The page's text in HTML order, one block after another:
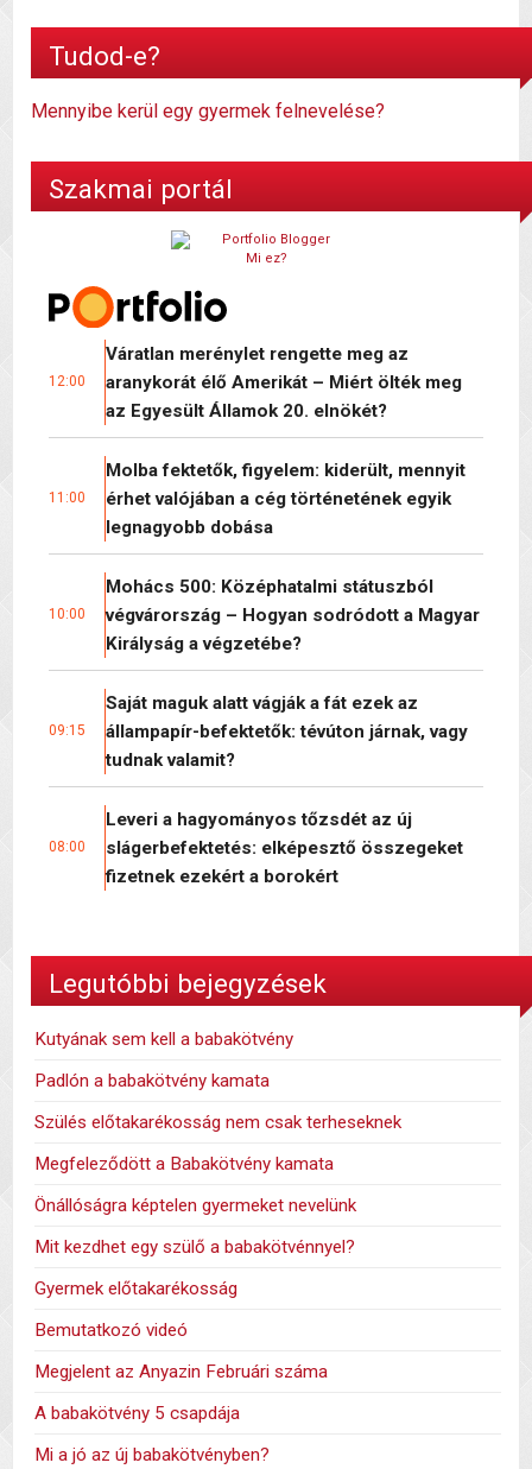
Tudod-e?
Mennyibe kerül egy gyermek felnevelése?
Szakmai portál
Mi ez?
12:00
Váratlan merénylet rengette meg az
aranykorát élő Amerikát – Miért ölték meg
az Egyesült Államok 20. elnökét?
11:00
Molba fektetők, figyelem: kiderült, mennyit
érhet valójában a cég történetének egyik
legnagyobb dobása
10:00
Mohács 500: Középhatalmi státuszból
végvárország – Hogyan sodródott a Magyar
Királyság a végzetébe?
09:15
Saját maguk alatt vágják a fát ezek az
állampapír-befektetők: tévúton járnak, vagy
tudnak valamit?
08:00
Leveri a hagyományos tőzsdét az új
slágerbefektetés: elképesztő összegeket
fizetnek ezekért a borokért
Legutóbbi bejegyzések
Kutyának sem kell a babakötvény
Padlón a babakötvény kamata
Szülés előtakarékosság nem csak terheseknek
Megfeleződött a Babakötvény kamata
Önállóságra képtelen gyermeket nevelünk
Mit kezdhet egy szülő a babakötvénnyel?
Gyermek előtakarékosság
Bemutatkozó videó
Megjelent az Anyazin Februári száma
A babakötvény 5 csapdája
Mi a jó az új babakötvényben?